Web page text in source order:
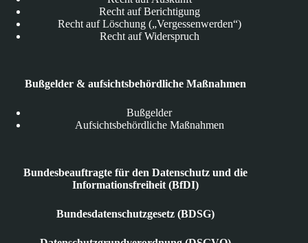
Recht auf Berichtigung
Recht auf Löschung („Vergessenwerden“)
Recht auf Widerspruch
Bußgelder & aufsichtsbehördliche Maßnahmen
Bußgelder
Aufsichtsbehördliche Maßnahmen
Bundesbeauftragte für den Datenschutz und die
Informationsfreiheit (BfDI)
Bundesdatenschutzgesetz (BDSG)